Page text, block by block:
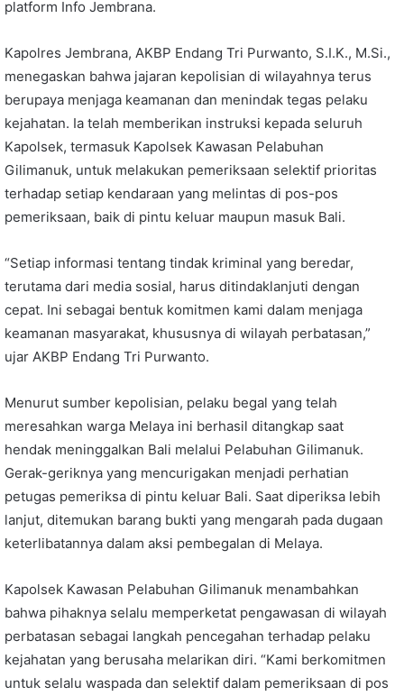
platform Info Jembrana.
Kapolres Jembrana, AKBP Endang Tri Purwanto, S.I.K., M.Si.,
menegaskan bahwa jajaran kepolisian di wilayahnya terus
berupaya menjaga keamanan dan menindak tegas pelaku
kejahatan. Ia telah memberikan instruksi kepada seluruh
Kapolsek, termasuk Kapolsek Kawasan Pelabuhan
Gilimanuk, untuk melakukan pemeriksaan selektif prioritas
terhadap setiap kendaraan yang melintas di pos-pos
pemeriksaan, baik di pintu keluar maupun masuk Bali.
“Setiap informasi tentang tindak kriminal yang beredar,
terutama dari media sosial, harus ditindaklanjuti dengan
cepat. Ini sebagai bentuk komitmen kami dalam menjaga
keamanan masyarakat, khususnya di wilayah perbatasan,”
ujar AKBP Endang Tri Purwanto.
Menurut sumber kepolisian, pelaku begal yang telah
meresahkan warga Melaya ini berhasil ditangkap saat
hendak meninggalkan Bali melalui Pelabuhan Gilimanuk.
Gerak-geriknya yang mencurigakan menjadi perhatian
petugas pemeriksa di pintu keluar Bali. Saat diperiksa lebih
lanjut, ditemukan barang bukti yang mengarah pada dugaan
keterlibatannya dalam aksi pembegalan di Melaya.
Kapolsek Kawasan Pelabuhan Gilimanuk menambahkan
bahwa pihaknya selalu memperketat pengawasan di wilayah
perbatasan sebagai langkah pencegahan terhadap pelaku
kejahatan yang berusaha melarikan diri. “Kami berkomitmen
untuk selalu waspada dan selektif dalam pemeriksaan di pos